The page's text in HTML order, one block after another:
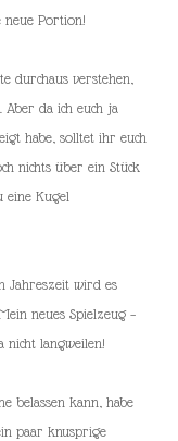
neue Portion!
durchaus verstehen,
da ich euch ja
habe, solltet ihr euch
nichts über ein Stück
eine Kugel
Jahreszeit wird es
neues Spielzeug –
nicht langweilen!
belassen kann, habe
paar knusprige